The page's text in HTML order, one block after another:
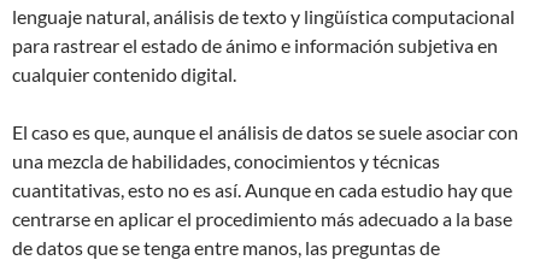
lenguaje natural, análisis de texto y lingüística computacional
para rastrear el estado de ánimo e información subjetiva en
cualquier contenido digital.
El caso es que, aunque el análisis de datos se suele asociar con
una mezcla de habilidades, conocimientos y técnicas
cuantitativas, esto no es así. Aunque en cada estudio hay que
centrarse en aplicar el procedimiento más adecuado a la base
de datos que se tenga entre manos, las preguntas de